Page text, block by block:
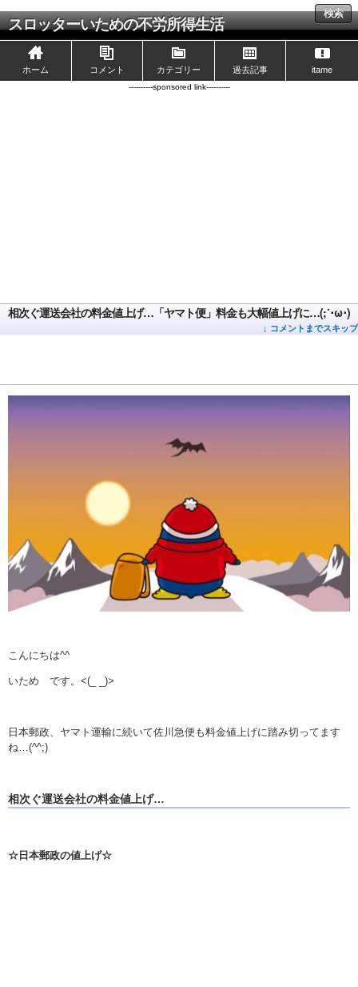
スロッターいための不労所得生活
検索
ホーム コメント カテゴリー 過去記事 itame
----------sponsored link----------
相次ぐ運送会社の料金値上げ…「ヤマト便」料金も大幅値上げに…(;´･ω･)
↓ コメントまでスキップ
こんにちは^^
いため です。<(_ _)>
日本郵政、ヤマト運輸に続いて佐川急便も料金値上げに踏み切ってます
ね…(^^;)
相次ぐ運送会社の料金値上げ…
☆日本郵政の値上げ☆